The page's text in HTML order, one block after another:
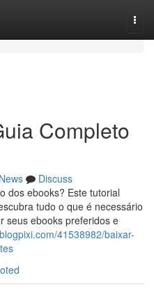
Completo
News
Discuss
dos ebooks? Este tutorial
tudo o que é necessário
seus ebooks preferidos e
41538982/baixar-